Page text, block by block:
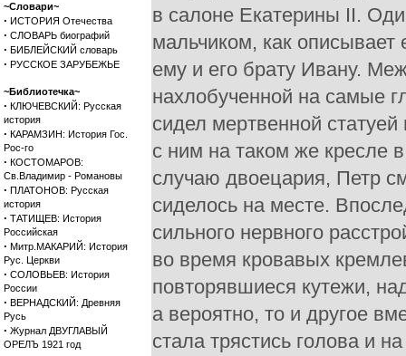
~Словари~
· ИСТОРИЯ Отечества
· СЛОВАРЬ биографий
· БИБЛЕЙСКИЙ словарь
· РУССКОЕ ЗАРУБЕЖЬЕ
~Библиотечка~
· КЛЮЧЕВСКИЙ: Русская
история
· КАРАМЗИН: История Гос.
Рос-го
· КОСТОМАРОВ:
Св.Владимир - Романовы
· ПЛАТОНОВ: Русская
история
· ТАТИЩЕВ: История
Российская
· Митр.МАКАРИЙ: История
Рус. Церкви
· СОЛОВЬЕВ: История
России
· ВЕРНАДСКИЙ: Древняя
Русь
· Журнал ДВУГЛАВЫЙ
ОРЕЛЪ 1921 год
в салоне Екатерины II.
мальчиком, как описывает
ему и его брату Ивану.
нахлобученной на самые
сидел мертвенной
с ним на таком же кресле
случаю двоецария, Петр
сиделось на месте.
сильного нервного
во время кровавых
повторявшиеся кутежи,
а вероятно, то и другое
стала трястись голова и